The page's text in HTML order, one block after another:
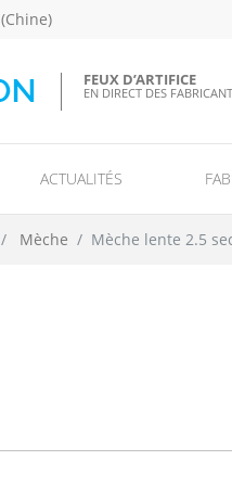
(Chine)
FEUX D’ARTIFICE
EN DIRECT DES
ACTUALITÉS
Mèche Mèche lente 2.5